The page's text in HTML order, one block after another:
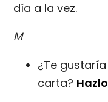
día a la vez.
M
¿Te
carta?